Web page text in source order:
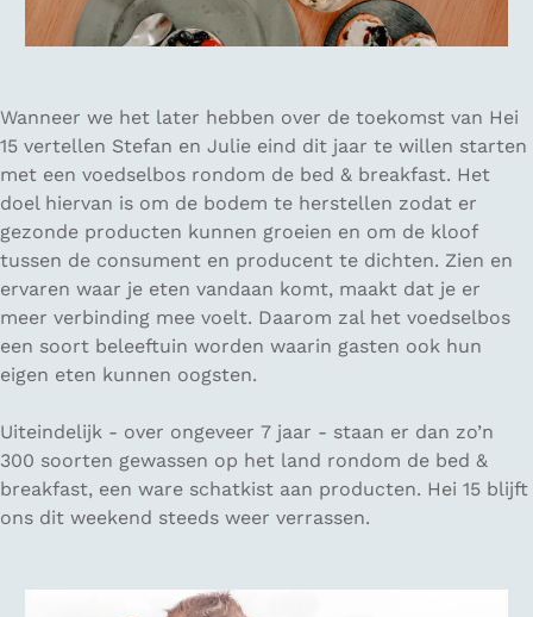
Wanneer we het later hebben over de toekomst van Hei
15 vertellen Stefan en Julie eind dit jaar te willen starten
met een voedselbos rondom de bed & breakfast. Het
doel hiervan is om de bodem te herstellen zodat er
gezonde producten kunnen groeien en om de kloof
tussen de consument en producent te dichten. Zien en
ervaren waar je eten vandaan komt, maakt dat je er
meer verbinding mee voelt. Daarom zal het voedselbos
een soort beleeftuin worden waarin gasten ook hun
eigen eten kunnen oogsten.
Uiteindelijk - over ongeveer 7 jaar - staan er dan zo’n
300 soorten gewassen op het land rondom de bed &
breakfast, een ware schatkist aan producten. Hei 15 blijft
ons dit weekend steeds weer verrassen.